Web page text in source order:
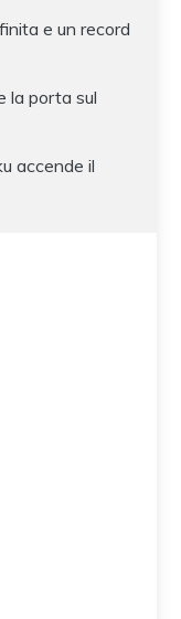
e un record
la porta sul
accende il